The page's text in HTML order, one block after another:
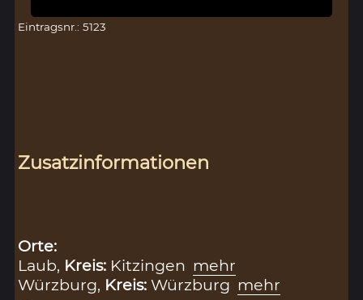
Eintragsnr.: 5123
Zusatzinformationen
Orte:
Laub, Kreis: Kitzingen mehr
Würzburg, Kreis:Würzburg mehr